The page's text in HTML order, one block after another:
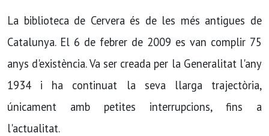
La biblioteca de Cervera és de les més antigues de
Catalunya. El 6 de febrer de 2009 es van complir 75
anys d'existència. Va ser creada per la Generalitat l'any
1934 i ha continuat la seva llarga trajectòria,
únicament amb petites interrupcions, fins a
l'actualitat.